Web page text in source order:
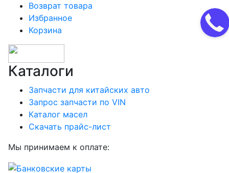
Возврат товара
Избранное
Корзина
Каталоги
Запчасти для китайских авто
Запрос запчасти по VIN
Каталог масел
Скачать прайс-лист
Мы принимаем к оплате: